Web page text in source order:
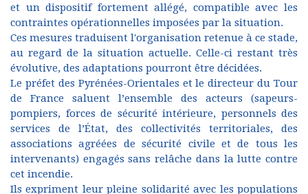
et un dispositif fortement allégé, compatible avec les
contraintes opérationnelles imposées par la situation.
Ces mesures traduisent l'organisation retenue à ce stade,
au regard de la situation actuelle. Celle-ci restant très
évolutive, des adaptations pourront être décidées.
Le préfet des Pyrénées-Orientales et le directeur du Tour
de France saluent l’ensemble des acteurs (sapeurs-
pompiers, forces de sécurité intérieure, personnels des
services de l’État, des collectivités territoriales, des
associations agréées de sécurité civile et de tous les
intervenants) engagés sans relâche dans la lutte contre
cet incendie.
Ils expriment leur pleine solidarité avec les populations